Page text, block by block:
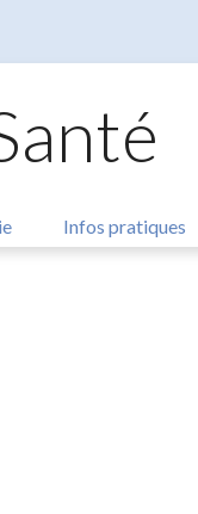
Infos pratiques